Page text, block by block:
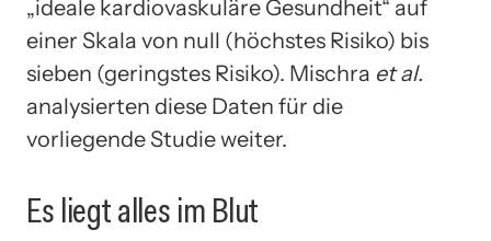
„ideale kardiovaskuläre Gesundheit“ auf
einer Skala von null (höchstes Risiko) bis
sieben (geringstes Risiko). Mischra et al.
analysierten diese Daten für die
vorliegende Studie weiter.
Es liegt alles im Blut